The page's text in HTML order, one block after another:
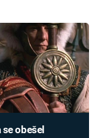
obešel